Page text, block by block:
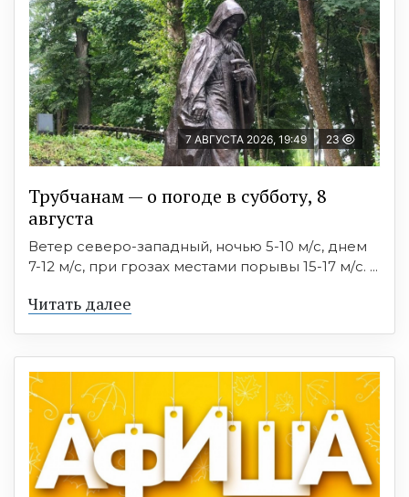
7 АВГУСТА 2026, 19:49 23
Трубчанам — о погоде в субботу, 8
августа
Ветер северо-западный, ночью 5-10 м/с, днем
7-12 м/с, при грозах местами порывы 15-17 м/с. ...
Читать далее